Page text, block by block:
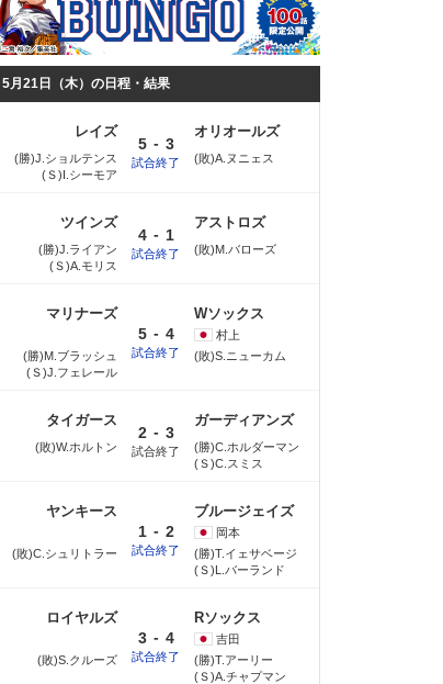
5月21日（木）の日程・結果
レイズ
(勝)J.ショルテンス
(Ｓ)I.シーモア
5 - 3
試合終了
オリオールズ
(敗)A.ヌニェス
ツインズ
(勝)J.ライアン
(Ｓ)A.モリス
4 - 1
試合終了
アストロズ
(敗)M.バローズ
マリナーズ
(勝)M.ブラッシュ
(Ｓ)J.フェレール
5 - 4
試合終了
Wソックス
村上
(敗)S.ニューカム
タイガース
(敗)W.ホルトン
2 - 3
試合終了
ガーディアンズ
(勝)C.ホルダーマン
(Ｓ)C.スミス
ヤンキース
(敗)C.シュリトラー
1 - 2
試合終了
ブルージェイズ
岡本
(勝)T.イェサベージ
(Ｓ)L.バーランド
ロイヤルズ
(敗)S.クルーズ
3 - 4
試合終了
Rソックス
吉田
(勝)T.アーリー
(Ｓ)A.チャプマン